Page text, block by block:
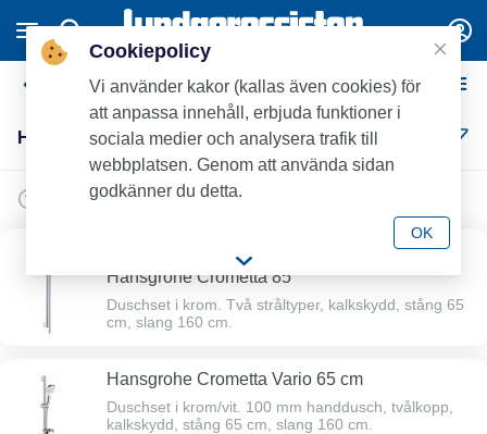
Hansgrohe Duschset
Hansgrohe Duschset (4)
Hansgrohe Crometta 85
Duschset i krom. Två stråltyper, kalkskydd, stång 65
cm, slang 160 cm.
Hansgrohe Crometta Vario 65 cm
Duschset i krom/vit. 100 mm handdusch, tvålkopp,
kalkskydd, stång 65 cm, slang 160 cm.
Cookiepolicy
Vi använder kakor (kallas även cookies) för
att anpassa innehåll, erbjuda funktioner i
sociala medier och analysera trafik till
webbplatsen. Genom att använda sidan
godkänner du detta.
OK